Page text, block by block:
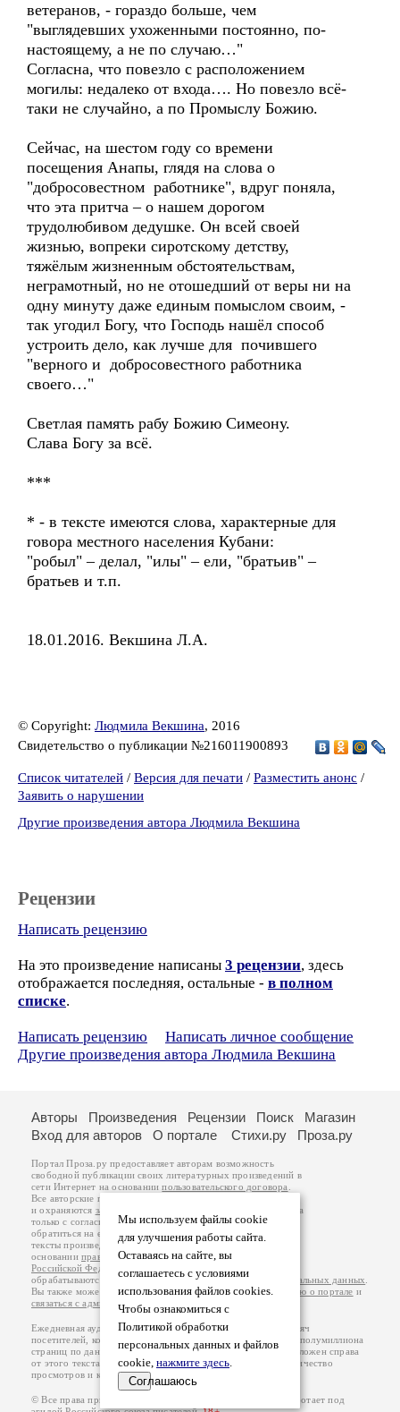
ветеранов, - гораздо больше, чем
"выглядевших ухоженными постоянно, по-
настоящему, а не по случаю…"
Согласна, что повезло с расположением
могилы: недалеко от входа…. Но повезло всё-
таки не случайно, а по Промыслу Божию.
Сейчас, на шестом году со времени
посещения Анапы, глядя на слова о
"добросовестном работнике", вдруг поняла,
что эта притча – о нашем дорогом
трудолюбивом дедушке. Он всей своей
жизнью, вопреки сиротскому детству,
тяжёлым жизненным обстоятельствам,
неграмотный, но не отошедший от веры ни на
одну минуту даже единым помыслом своим, -
так угодил Богу, что Господь нашёл способ
устроить дело, как лучше для почившего
"верного и добросовестного работника
своего…"
Светлая память рабу Божию Симеону.
Слава Богу за всё.
***
* - в тексте имеются слова, характерные для
говора местного населения Кубани:
"робыл" – делал, "илы" – ели, "братьив" –
братьев и т.п.
18.01.2016. Векшина Л.А.
© Copyright: Людмила Векшина, 2016
Свидетельство о публикации №216011900893
Список читателей / Версия для печати / Разместить анонс /
Заявить о нарушении
Другие произведения автора Людмила Векшина
Рецензии
Написать рецензию
На это произведение написаны 3 рецензии, здесь
отображается последняя, остальные - в полном
списке.
Написать рецензию
Написать личное сообщение
Другие произведения автора Людмила Векшина
Мы используем файлы cookie
для улучшения работы сайта.
Оставаясь на сайте, вы
соглашаетесь с условиями
использования файлов cookies.
Чтобы ознакомиться с
Политикой обработки
персональных данных и файлов
cookie, нажмите здесь.
Соглашаюсь
Авторы Произведения Рецензии Поиск
Магазин
Вход для авторов
О портале Стихи.ру Проза.ру
Портал Проза.ру предоставляет авторам возможность
свободной публикации своих литературных произведений в
сети Интернет на основаниипользовательского договора
Все авторские права на произведения принадлежат авторам
и охраняются законом
. Перепечатка произведений возможна
только с согласия его автора, к которому вы можете
обратиться на его авторской странице. Ответственность за
тексты произведений авторы несут самостоятельно на
основанииправил публикацииизаконодательства
Российской Федерации
обрабатываются на основанииПолитики обработки персональных данных
Вы также можете посмотреть более подробнуюинформацию о портале и
связаться с администрацией
Ежедневная аудитория портала Проза.ру – порядка 100 тысяч
посетителей, которые в общей сумме просматривают более полумиллиона
страниц по данным счетчика посещаемости, который расположен справа
от этого текста. В каждой графе указано по две цифры: количество
просмотров и количество посетителей.
© Все права принадлежат авторам, 2000-2026. Портал работает под